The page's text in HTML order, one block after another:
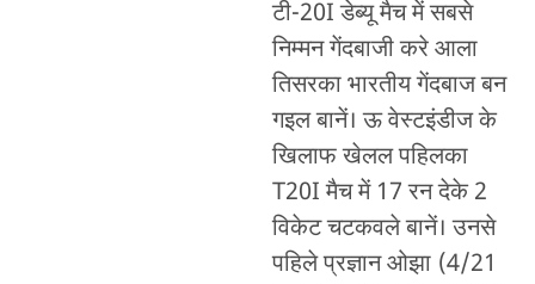
टी-20I डेब्यू मैच में सबसे
निम्मन गेंदबाजी करे आला
तिसरका भारतीय गेंदबाज बन
गइल बानें। ऊ वेस्टइंडीज के
खिलाफ खेलल पहिलका
T20I मैच में 17 रन देके 2
विकेट चटकवले बानें। उनसे
पहिले प्रज्ञान ओझा (4/21